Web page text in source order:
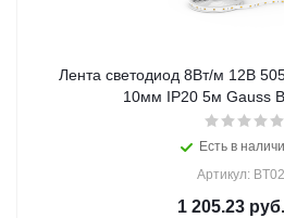
Лента светодиод 8Вт/м 12В
10мм IP20 5м Gauss
Есть в
Артикул:
1 205.23 руб.